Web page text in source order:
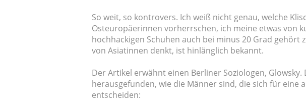
So weit, so kontrovers. Ich weiß nicht genau, welche
Osteuropäerinnen vorherrschen, ich meine etwas von
hochhackigen Schuhen auch bei minus 20 Grad gehört
von Asiatinnen denkt, ist hinlänglich bekannt.
Der Artikel erwähnt einen Berliner Soziologen,
herausgefunden, wie die Männer sind, die sich für eine
entscheiden: